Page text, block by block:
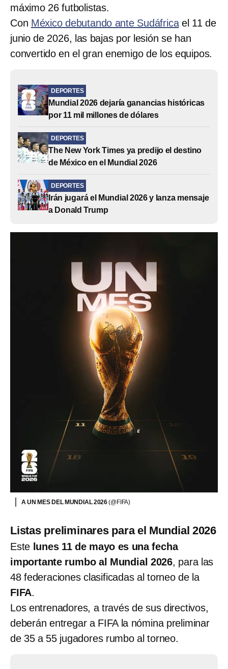
máximo 26 futbolistas.
Con México debutando ante Sudáfricael 11 de
junio de 2026, las bajas por lesión se han
convertido en el gran enemigo de los equipos.
DEPORTES
Mundial 2026 dejaría ganancias históricas
por 11 mil millones de dólares
DEPORTES
The New York Times ya predijo el destino
de México en el Mundial 2026
DEPORTES
Irán jugará el Mundial 2026 y lanza mensaje
a Donald Trump
A UN MES DEL MUNDIAL 2026(@FIFA)
Listas preliminares para el Mundial 2026
Este lunes 11 de mayo es una fecha
importante rumbo al Mundial 2026, para las
48 federaciones clasificadas al torneo de la
FIFA.
Los entrenadores, a través de sus directivos,
deberán entregar a FIFA la nómina preliminar
de 35 a 55 jugadores rumbo al torneo.